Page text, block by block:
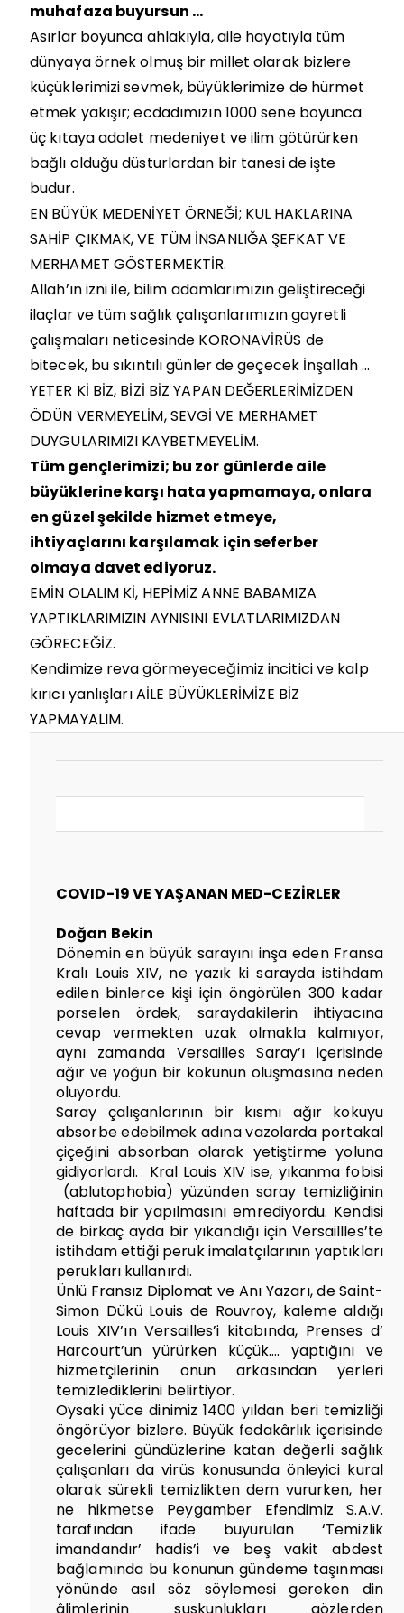
muhafaza buyursun …
Asırlar boyunca ahlakıyla, aile hayatıyla tüm
dünyaya örnek olmuş bir millet olarak bizlere
küçüklerimizi sevmek, büyüklerimize de hürmet
etmek yakışır; ecdadımızın 1000 sene boyunca
üç kıtaya adalet medeniyet ve ilim götürürken
bağlı olduğu düsturlardan bir tanesi de işte
budur.
EN BÜYÜK MEDENİYET ÖRNEĞİ; KUL HAKLARINA
SAHİP ÇIKMAK, VE TÜM İNSANLIĞA ŞEFKAT VE
MERHAMET GÖSTERMEKTİR.
Allah’ın izni ile, bilim adamlarımızın geliştireceği
ilaçlar ve tüm sağlık çalışanlarımızın gayretli
çalışmaları neticesinde KORONAVİRÜS de
bitecek, bu sıkıntılı günler de geçecek İnşallah ...
YETER Kİ BİZ, BİZİ BİZ YAPAN DEĞERLERİMİZDEN
ÖDÜN VERMEYELİM, SEVGİ VE MERHAMET
DUYGULARIMIZI KAYBETMEYELİM.
Tüm gençlerimizi; bu zor günlerde aile
büyüklerine karşı hata yapmamaya, onlara
en güzel şekilde hizmet etmeye,
ihtiyaçlarını karşılamak için seferber
olmaya davet ediyoruz.
EMİN OLALIM Kİ, HEPİMİZ ANNE BABAMIZA
YAPTIKLARIMIZIN AYNISINI EVLATLARIMIZDAN
GÖRECEĞİZ.
Kendimize reva görmeyeceğimiz incitici ve kalp
kırıcı yanlışları AİLE BÜYÜKLERİMİZE BİZ
YAPMAYALIM.
COVID-19 VE YAŞANAN MED-CEZİRLER
Doğan Bekin
Dönemin en büyük sarayını inşa eden Fransa
Kralı Louis XIV, ne yazık ki sarayda istihdam
edilen binlerce kişi için öngörülen 300 kadar
porselen ördek, saraydakilerin ihtiyacına
cevap vermekten uzak olmakla kalmıyor,
aynı zamanda Versailles Saray’ı içerisinde
ağır ve yoğun bir kokunun oluşmasına neden
oluyordu.
Saray çalışanlarının bir kısmı ağır kokuyu
absorbe edebilmek adına vazolarda portakal
çiçeğini absorban olarak yetiştirme yoluna
gidiyorlardı. Kral Louis XIV ise, yıkanma fobisi
(ablutophobia) yüzünden saray temizliğinin
haftada bir yapılmasını emrediyordu. Kendisi
de birkaç ayda bir yıkandığı için Versaillles’te
istihdam ettiği peruk imalatçılarının yaptıkları
perukları kullanırdı.
Ünlü Fransız Diplomat ve Anı Yazarı, de Saint-
Simon Dükü Louis de Rouvroy, kaleme aldığı
Louis XIV’ın Versailles’i kitabında, Prenses d’
Harcourt’un yürürken küçük…. yaptığını ve
hizmetçilerinin onun arkasından yerleri
temizlediklerini belirtiyor.
Oysaki yüce dinimiz 1400 yıldan beri temizliği
öngörüyor bizlere. Büyük fedakârlık içerisinde
gecelerini gündüzlerine katan değerli sağlık
çalışanları da virüs konusunda önleyici kural
olarak sürekli temizlikten dem vururken, her
ne hikmetse Peygamber Efendimiz S.A.V.
tarafından ifade buyurulan ‘Temizlik
imandandır’ hadis’i ve beş vakit abdest
bağlamında bu konunun gündeme taşınması
yönünde asıl söz söylemesi gereken din